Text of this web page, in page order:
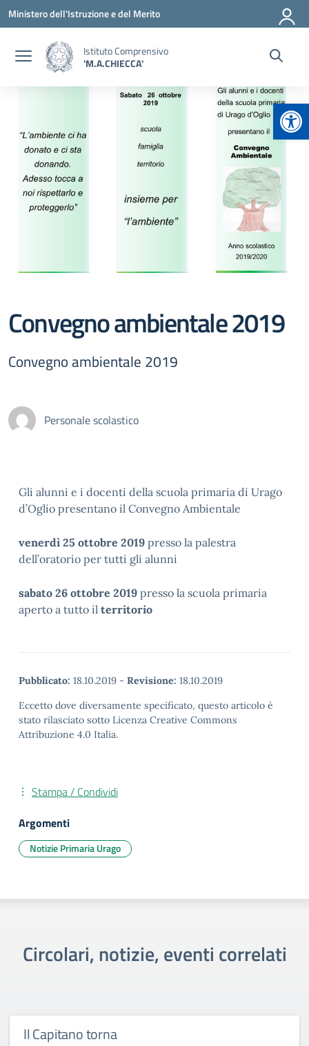
Vai ai contenuti
Vai al menu di navigazione
Vai al footer
Ministero dell'Istruzione e del Merito
Istituto Comprensivo
'M.A.CHIECCA'
Convegno ambientale 2019
Convegno ambientale 2019
Personale scolastico
Gli alunni e i docenti della scuola primaria di Urago
d’Oglio presentano il Convegno Ambientale
venerdì 25 ottobre 2019 presso la palestra
dell’oratorio per tutti gli alunni
sabato 26 ottobre 2019 presso la scuola primaria
aperto a tutto il territorio
Pubblicato: 18.10.2019 - Revisione: 18.10.2019
Eccetto dove diversamente specificato, questo articolo è
stato rilasciato sotto Licenza Creative Commons
Attribuzione 4.0 Italia.
Stampa / Condividi
Argomenti
Notizie Primaria Urago
Circolari, notizie, eventi correlati
Il Capitano torna